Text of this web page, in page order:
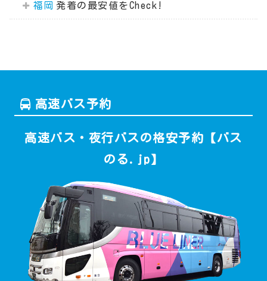
福岡
高速バス予約
高速バス・夜行バスの格安予約【バス
のる.jp】